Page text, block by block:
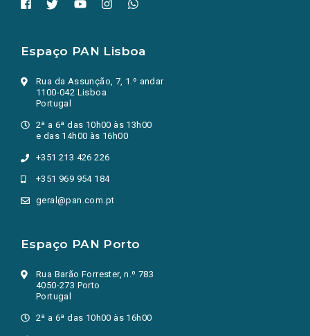
Espaço PAN Lisboa
Rua da Assunção, 7, 1.º andar
1100-042 Lisboa
Portugal
2ª a 6ª das 10h00 às 13h00
e das 14h00 às 16h00
+351 213 426 226
+351 969 954 184
geral@pan.com.pt
Espaço PAN Porto
Rua Barão Forrester, n.º 783
4050-273 Porto
Portugal
2ª a 6ª das 10h00 às 16h00